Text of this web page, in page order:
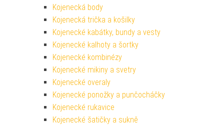
Kojenecká body
Kojenecká trička a košilky
Kojenecké kabátky, bundy a vesty
Kojenecké kalhoty a šortky
Kojenecké kombinézy
Kojenecké mikiny a svetry
Kojenecké overaly
Kojenecké ponožky a punčocháčky
Kojenecké rukavice
Kojenecké šatičky a sukně